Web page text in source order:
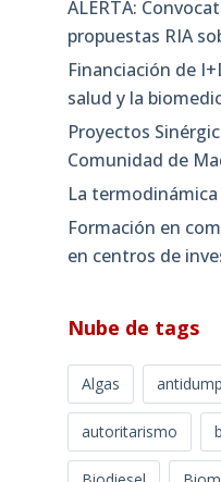
ALERTA:
propuestas RIA
Financiación de
salud y la
Proyectos
Comunidad de
La termodinámica
Formación en
en centros de
Nube de tags
Algas
autoritarismo